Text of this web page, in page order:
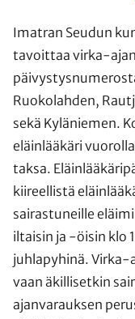
Imatran Seudun
tavoittaa virka-
Ruokolahden,
sekä Kyläniemen.
eläinlääkäri
taksa.
kiireellistä
sairastuneille
iltaisin ja -öisin klo
juhlapyhinä. Virka-
vaan äkillisetkin
ajanvarauksen